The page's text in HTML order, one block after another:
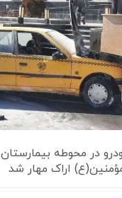
در محوطه بیمارستان
اراک مهار شد